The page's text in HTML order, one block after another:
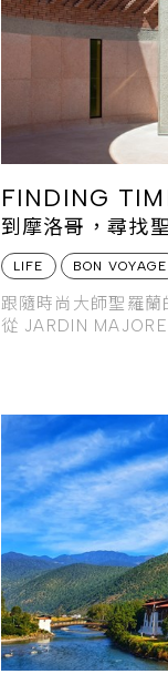
FINDING
到摩洛哥，尋找
LIFE BON VOYAGE
跟隨時尚大師聖羅蘭
從 JARDIN